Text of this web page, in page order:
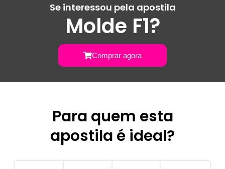
Se interessou pela apostila
Molde F1?
Comprar agora
Para quem esta
apostila é ideal?